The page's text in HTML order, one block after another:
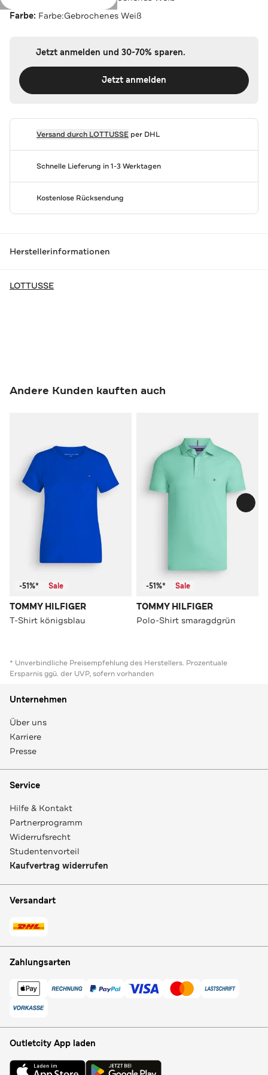
Farbe: Farbe:Gebrochenes Weiß
Jetzt anmelden und 30-70% sparen.
Jetzt anmelden
Versand durch LOTTUSSEper DHL
Schnelle Lieferung in 1-3 Werktagen
Kostenlose Rücksendung
Herstellerinformationen
LOTTUSSE
Andere Kunden kauften auch
-51%* Sale
TOMMY HILFIGER
T-Shirt königsblau
-51%* Sale
TOMMY HILFIGER
Polo-Shirt smaragdgrün
* Unverbindliche Preisempfehlung des Herstellers. Prozentuale
Ersparnis ggü. der UVP, sofern vorhanden
Unternehmen
Über uns
Karriere
Presse
Service
Hilfe & Kontakt
Partnerprogramm
Widerrufsrecht
Studentenvorteil
Kaufvertrag widerrufen
Versandart
Zahlungsarten
Outletcity App laden